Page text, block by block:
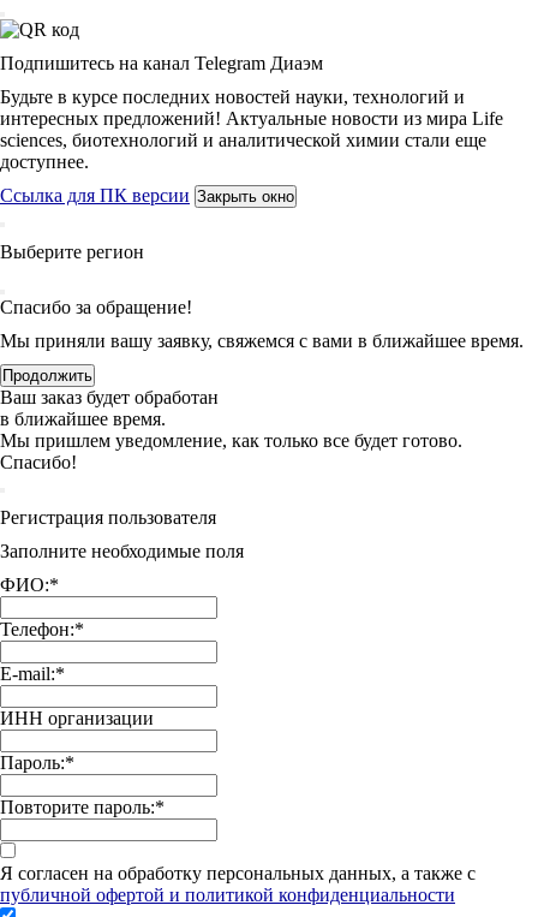
Подпишитесь на канал Telegram Диаэм
Будьте в курсе последних новостей науки, технологий и
интересных предложений! Актуальные новости из мира Life
sciences, биотехнологий и аналитической химии стали еще
доступнее.
Ссылка для ПК версии Закрыть окно
Выберите регион
Спасибо за обращение!
Мы приняли вашу заявку, свяжемся с вами в ближайшее время.
Продолжить
Ваш заказ будет обработан
в ближайшее время.
Мы пришлем уведомление, как только все будет готово.
Спасибо!
Регистрация пользователя
Заполните необходимые поля
ФИО:*
Телефон:*
E-mail:*
ИНН организации
Пароль:*
Повторите пароль:*
Я согласен на обработку персональных данных, а также с
публичной офертой и политикой конфиденциальности